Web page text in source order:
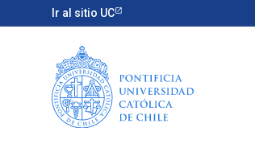
Ir al sitio UC